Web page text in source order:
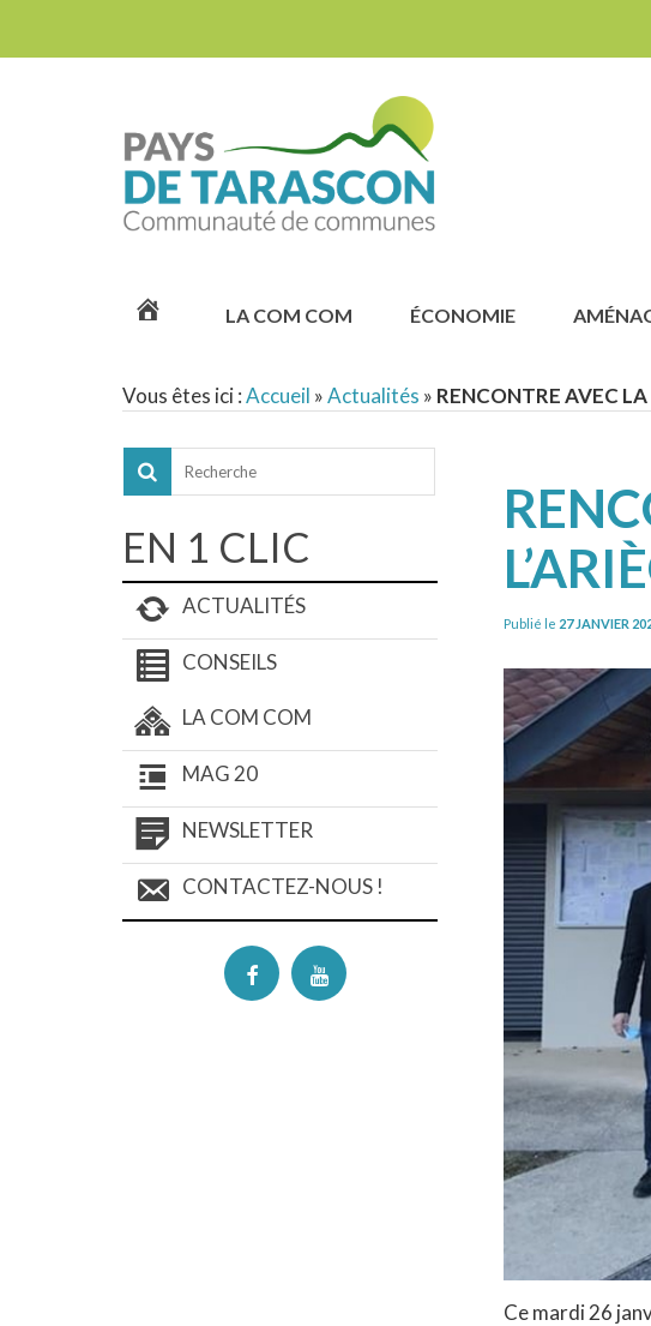
ACCUEILLA COM COM ÉCONOMIE
Vous êtes ici :Accueil »Actualités » RENCONTRE AVEC LA
Publié le 27 JANVIER
Ce mardi 26
EN 1 CLIC
ACTUALITÉS
CONSEILS
LA COM COM
MAG 20
NEWSLETTER
CONTACTEZ-NOUS !